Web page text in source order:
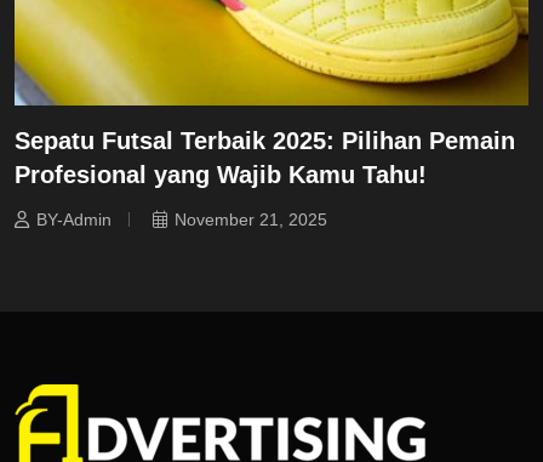
Sepatu Futsal Terbaik 2025: Pilihan Pemain
Profesional yang Wajib Kamu Tahu!
BY-Admin November 21, 2025